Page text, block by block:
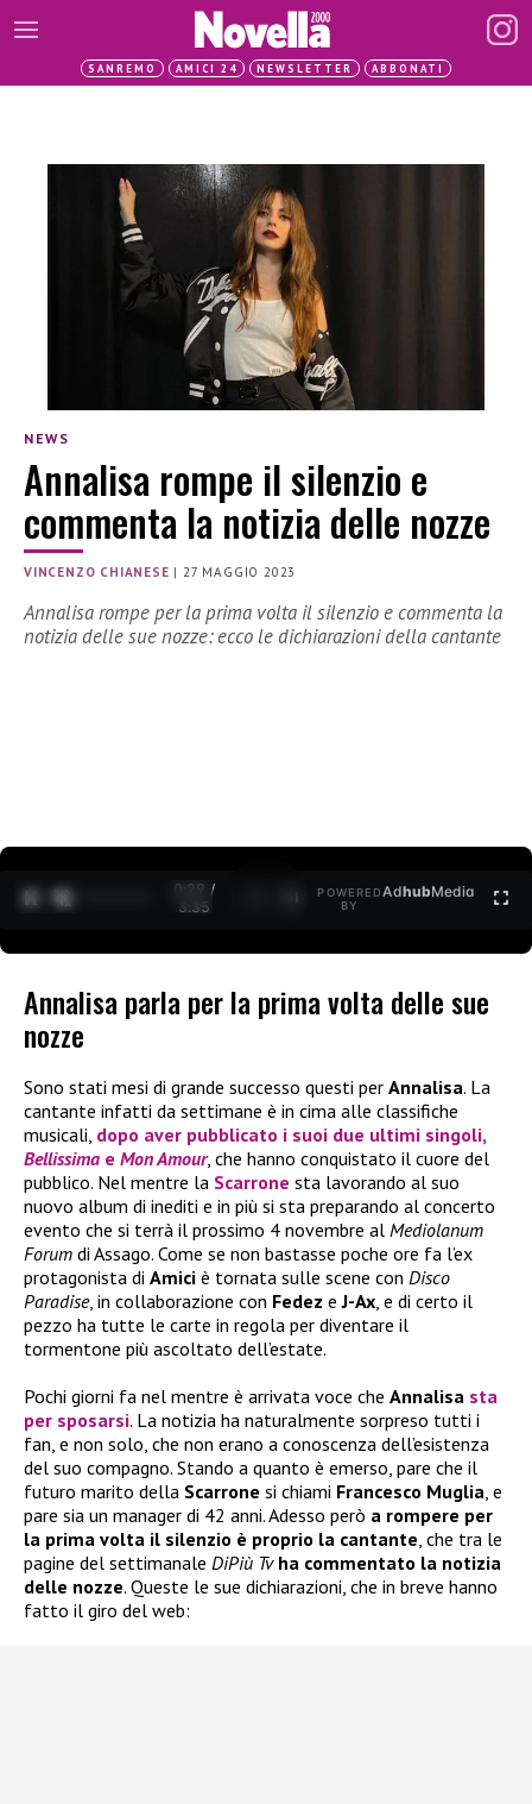
SANREMO AMICI 24 NEWSLETTER ABBONATI
NEWS
Annalisa rompe il silenzio e
commenta la notizia delle nozze
VINCENZO CHIANESE |27 MAGGIO 2023
Annalisa rompe per la prima volta il silenzio e commenta la
notizia delle sue nozze: ecco le dichiarazioni della cantante
0:30 /
3:35
POWERED
BY
AdhubMedia
Annalisa parla per la prima volta delle sue
nozze
Sono stati mesi di grande successo questi per Annalisa. La
cantante infatti da settimane è in cima alle classifiche
musicali, dopo aver pubblicato i suoi due ultimi singoli,
Bellissima e Mon Amour, che hanno conquistato il cuore del
pubblico. Nel mentre la Scarrone sta lavorando al suo
nuovo album di inediti e in più si sta preparando al concerto
evento che si terrà il prossimo 4 novembre al Mediolanum
Forum di Assago. Come se non bastasse poche ore fa l’ex
protagonista di Amici è tornata sulle scene con Disco
Paradise, in collaborazione con Fedez eJ-Ax, e di certo il
pezzo ha tutte le carte in regola per diventare il
tormentone più ascoltato dell’estate.
Pochi giorni fa nel mentre è arrivata voce che Annalisa sta
per sposarsi. La notizia ha naturalmente sorpreso tutti i
fan, e non solo, che non erano a conoscenza dell’esistenza
del suo compagno. Stando a quanto è emerso, pare che il
futuro marito della Scarrone si chiami Francesco Muglia, e
pare sia un manager di 42 anni. Adesso però a rompere per
la prima volta il silenzio è proprio la cantante, che tra le
pagine del settimanale DiPiù Tv ha commentato la notizia
delle nozze. Queste le sue dichiarazioni, che in breve hanno
fatto il giro del web: